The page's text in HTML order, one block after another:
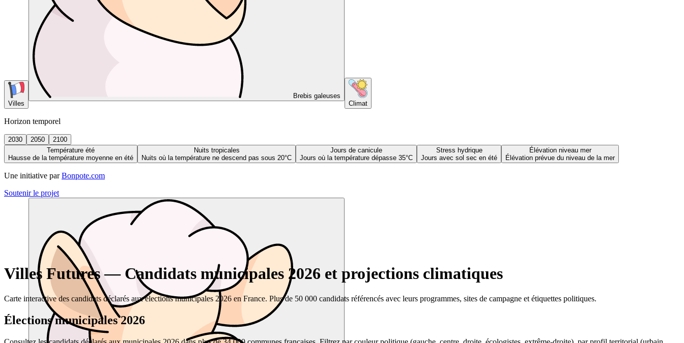
Villes
Brebis galeuses
Climat
Horizon temporel
2030 2050
2100
Température été
Hausse de la température moyenne en été
Nuits tropicales
Nuits où la température ne descend pas sous 20°C
Jours de canicule
Jours où la température dépasse 35°C
Stress hydrique
Jours avec sol sec en été
Élévation niveau mer
Élévation prévue du niveau de la mer
Une initiative par Bonpote.com
Soutenir le projet
Villes Futures — Candidats municipales 2026 et projections climatiques
Carte interactive des candidats déclarés aux élections municipales 2026 en France. Plus de 50 000 candidats référencés avec leurs programmes, sites de campagne et étiquettes politiques.
Élections municipales 2026